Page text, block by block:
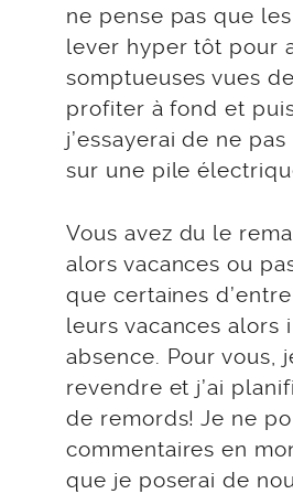
ne pense pas que
lever hyper tôt pour
somptueuses vues
profiter à fond et
j’essayerai de ne
sur une pile
Vous avez du le
alors vacances ou
que certaines
leurs vacances alors
absence. Pour vous,
revendre et j’ai
de remords! Je ne
commentaires en
que je poserai de